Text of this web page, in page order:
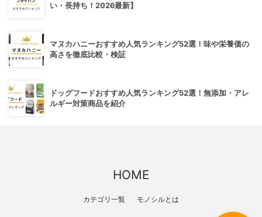
い・長持ち！2026最新】
マヌカハニーおすすめ人気ランキング52選！味や栄養価の
高さを徹底比較・検証
ドッグフードおすすめ人気ランキング52選！無添加・アレ
ルギー対策商品を紹介
HOME
カテゴリ一覧 モノシルとは